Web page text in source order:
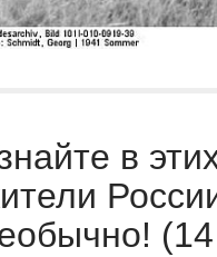
в